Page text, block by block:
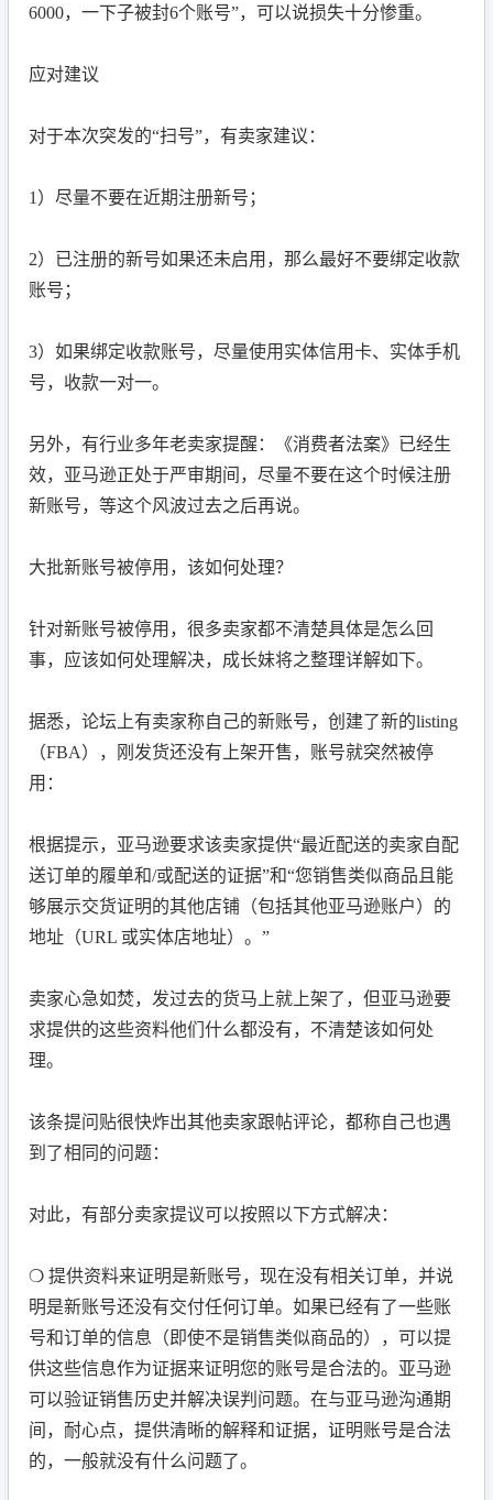
6000，一下子被封6个账号”，可以说损失十分惨重。
应对建议
对于本次突发的“扫号”，有卖家建议：
1）尽量不要在近期注册新号；
2）已注册的新号如果还未启用，那么最好不要绑定收款
账号；
3）如果绑定收款账号，尽量使用实体信用卡、实体手机
号，收款一对一。
另外，有行业多年老卖家提醒：《消费者法案》已经生
效，亚马逊正处于严审期间，尽量不要在这个时候注册
新账号，等这个风波过去之后再说。
大批新账号被停用，该如何处理？
针对新账号被停用，很多卖家都不清楚具体是怎么回
事，应该如何处理解决，成长妹将之整理详解如下。
据悉，论坛上有卖家称自己的新账号，创建了新的listing
（FBA），刚发货还没有上架开售，账号就突然被停
用：
根据提示，亚马逊要求该卖家提供“最近配送的卖家自配
送订单的履单和/或配送的证据”和“您销售类似商品且能
够展示交货证明的其他店铺（包括其他亚马逊账户）的
地址（URL 或实体店地址）。”
卖家心急如焚，发过去的货马上就上架了，但亚马逊要
求提供的这些资料他们什么都没有，不清楚该如何处
理。
该条提问贴很快炸出其他卖家跟帖评论，都称自己也遇
到了相同的问题：
对此，有部分卖家提议可以按照以下方式解决：
❍ 提供资料来证明是新账号，现在没有相关订单，并说
明是新账号还没有交付任何订单。如果已经有了一些账
号和订单的信息（即使不是销售类似商品的），可以提
供这些信息作为证据来证明您的账号是合法的。亚马逊
可以验证销售历史并解决误判问题。在与亚马逊沟通期
间，耐心点，提供清晰的解释和证据，证明账号是合法
的，一般就没有什么问题了。